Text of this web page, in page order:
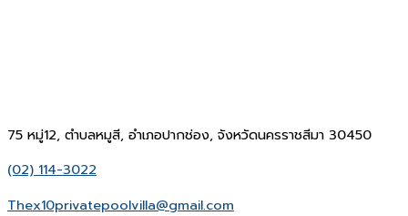
75 หมู่12, ตำบลหมูสี, อำเภอปากช่อง, จังหวัดนครราชสีมา 30450
(02) 114-3022
Thex10privatepoolvilla@gmail.com